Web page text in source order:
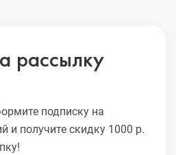
рассылку
подписку на
и получите скидку 1000 р.